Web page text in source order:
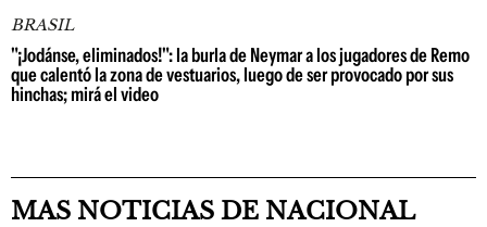
BRASIL
"¡Jodánse, eliminados!": la burla de Neymar a los jugadores de Remo
que calentó la zona de vestuarios, luego de ser provocado por sus
hinchas; mirá el video
MAS NOTICIAS DE NACIONAL